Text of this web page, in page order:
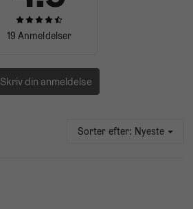
19 Anmeldelser
Skriv din anmeldelse
Sorter efter: Nyeste